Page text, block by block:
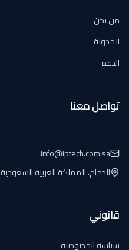
من نحن
المدونة
الدعم
تواصل معنا
info@iptech.com.sa
الدمام، المملكة العربية السعودية
قانوني
سياسة الخصوصية